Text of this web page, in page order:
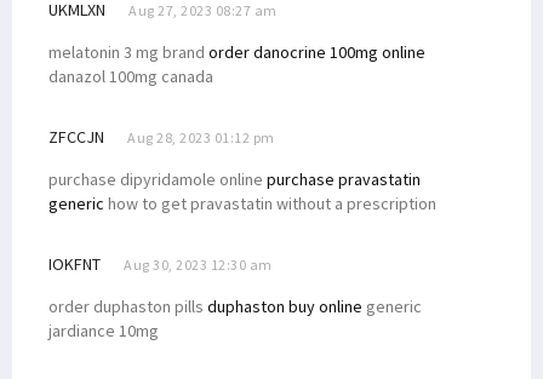
UKMLXN Aug 27, 2023 08:27 am
melatonin 3 mg brand order danocrine 100mg online
danazol 100mg canada
ZFCCJN Aug 28, 2023 01:12 pm
purchase dipyridamole online purchase pravastatin
generic how to get pravastatin without a prescription
IOKFNT Aug 30, 2023 12:30 am
order duphaston pills duphaston buy online generic
jardiance 10mg